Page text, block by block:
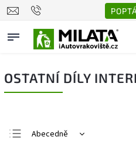
OSTATNÍ DÍLY
Abecedně